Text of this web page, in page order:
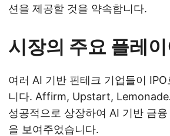
션을 제공할 것을 약속합니다.
시장의 주요 플레
여러 AI 기반 핀테크 기업들이
니다. Affirm, Upstart, Lemonade
성공적으로 상장하여 AI 기반 금
을 보여주었습니다.